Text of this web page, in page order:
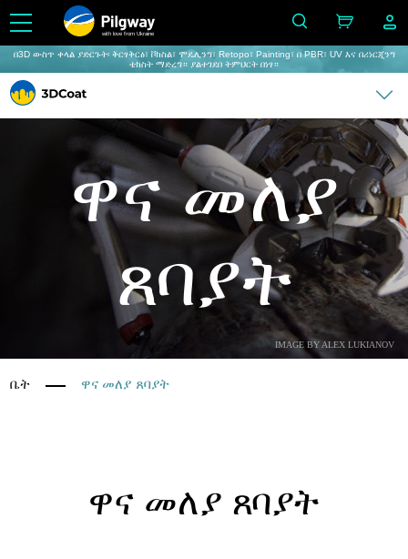
with love from Ukraine
በ3D ውስጥ ቀላል ያድርጉት፡ ቅርፃቅርፅ፣ ቮክስል፣ ሞዴሊንግ፣ Retopo፣ Painting፣ በ PBR፣ UV እና በሪነርጂንግ
ቴክስት ማድረግ። ያልተገደበ ትምህርት በነፃ።
IMAGE BY ALEX LUKIANOV
ዋና መለያ
ጸባያት
ቤት ዋና መለያ ጸባያት
ዋና መለያ ጸባያት